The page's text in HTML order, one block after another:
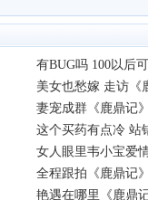
有BUG吗 100以后
美女也愁嫁 走访《
妻宠成群《鹿鼎记
这个买药有点冷 站
女人眼里韦小宝爱
全程跟拍《鹿鼎记
艳遇在哪里《鹿鼎